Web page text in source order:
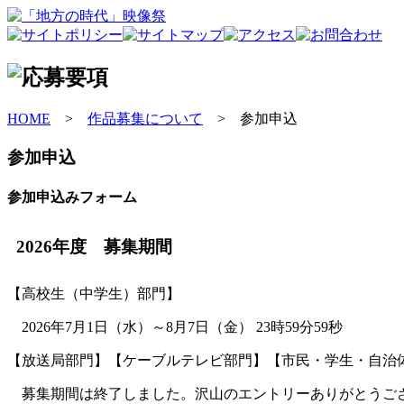
HOME > 作品募集について > 参加申込
参加申込
参加申込みフォーム
2026年度 募集期間
【高校生（中学生）部門】
2026年7月1日（水）～8月7日（金） 23時59分59秒
【放送局部門】【ケーブルテレビ部門】【市民・学生・自治
募集期間は終了しました。沢山のエントリーありがとうご